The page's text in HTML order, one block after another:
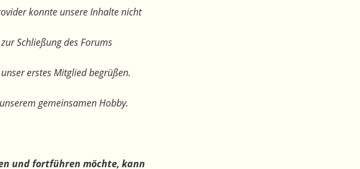
konnte unsere Inhalte nicht
Schließung des Forums
erstes Mitglied begrüßen.
gemeinsamen Hobby.
und fortführen möchte, kann